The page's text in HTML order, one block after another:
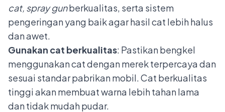
cat, spray gunberkualitas, serta sistem
pengeringan yang baik agar hasil cat lebih halus
dan awet.
Gunakan cat berkualitas: Pastikan bengkel
menggunakan cat dengan merek terpercaya dan
sesuai standar pabrikan mobil. Cat berkualitas
tinggi akan membuat warna lebih tahan lama
dan tidak mudah pudar.